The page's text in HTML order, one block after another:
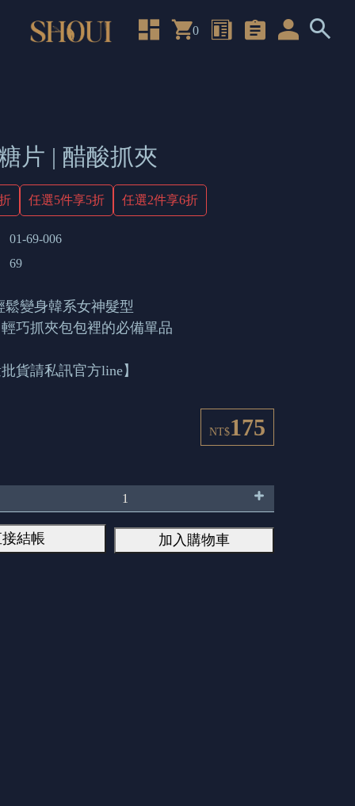
0
片 | 醋酸抓夾
任選5件享5折 任選2件享6折
01-69-006
69
鬆變身韓系女神髮型
巧抓夾包包裡的必備單品
貨請私訊官方line】
NT$175
結帳 加入購物車